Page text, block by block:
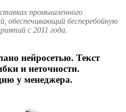
промышленного
обеспечивающий бесперебойную
с 2011 года.
нейросетью. Текст
и неточности.
у менеджера.